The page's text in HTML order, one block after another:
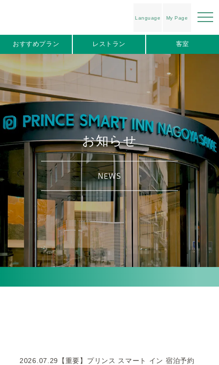
Language My Page
おすすめプラン レストラン 客室
お知らせ
NEWS
2026.07.29
【重要】プリンス スマート イン 宿泊予約